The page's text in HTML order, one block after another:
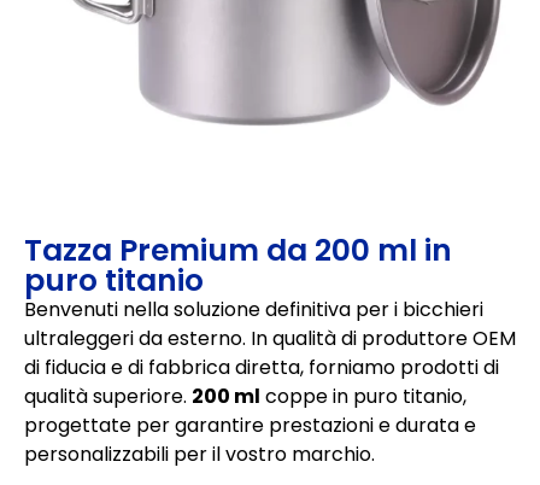
Tazza Premium da 200 ml in
puro titanio
Benvenuti nella soluzione definitiva per i bicchieri
ultraleggeri da esterno. In qualità di produttore OEM
di fiducia e di fabbrica diretta, forniamo prodotti di
qualità superiore. 200 ml coppe in puro titanio,
progettate per garantire prestazioni e durata e
personalizzabili per il vostro marchio.